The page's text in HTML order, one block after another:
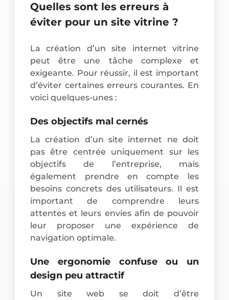
Quelles sont les erreurs à
éviter pour un site vitrine ?
La création d’un site internet vitrine
peut être une tâche complexe et
exigeante. Pour réussir, il est important
d’éviter certaines erreurs courantes. En
voici quelques-unes :
Des objectifs mal cernés
La création d’un site internet ne doit
pas être centrée uniquement sur les
objectifs de l’entreprise, mais
également prendre en compte les
besoins concrets des utilisateurs. Il est
important de comprendre leurs
attentes et leurs envies afin de pouvoir
leur proposer une expérience de
navigation optimale.
Une ergonomie confuse ou un
design peu attractif
Un site web se doit d’être